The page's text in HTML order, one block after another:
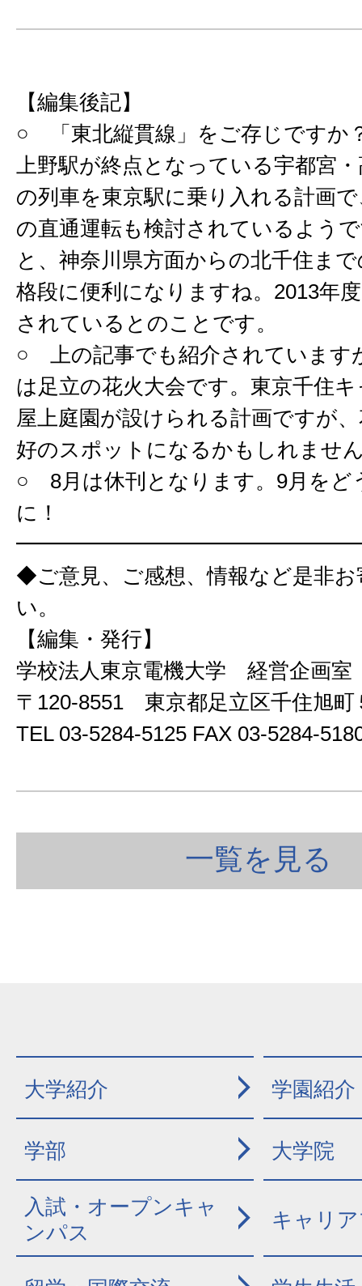
【編集後記】
○ 「東北縦貫線」をご存じですか
上野駅が終点となっている宇都宮
の列車を東京駅に乗り入れる計画
の直通運転も検討されているよう
と、神奈川県方面からの北千住ま
格段に便利になりますね。2013年
されているとのことです。
○ 上の記事でも紹介されています
は足立の花火大会です。東京千住
屋上庭園が設けられる計画ですが
好のスポットになるかもしれませ
○ 8月は休刊となります。9月をど
に！
◆ご意見、ご感想、情報など是非
い。
【編集・発行】
学校法人東京電機大学 経営企画
〒120-8551 東京都足立区千住旭
TEL 03-5284-5125 FAX 03-5284-
一覧を見る
大学紹介 学園紹介
学部 大学院
入試・オープンキャ
ンパス
キャリ